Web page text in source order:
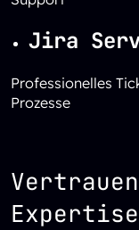
Jira
Professionelles
Prozesse
Expertise